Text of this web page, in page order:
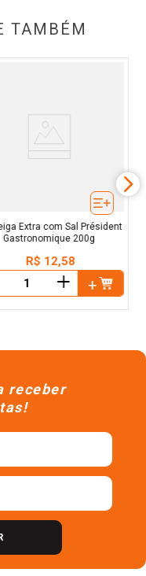
TAMBÉM
Extra com Sal Président
Gastronomique 200g
R$ 12,58
＋
receber